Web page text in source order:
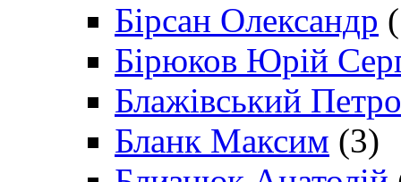
Бірсан Олександр
Бірюков Юрій
Блажівський Петро
Бланк Максим (3)